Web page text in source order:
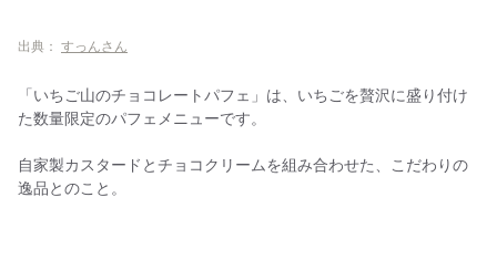
出典： すっんさん
「いちご山のチョコレートパフェ」は、いちごを贅沢に盛り付け
た数量限定のパフェメニューです。
自家製カスタードとチョコクリームを組み合わせた、こだわりの
逸品とのこと。